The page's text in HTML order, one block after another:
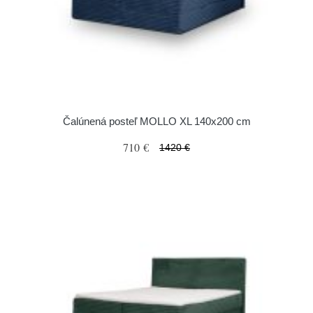
Čalúnená posteľ MOLLO XL 140x200 cm
710 € 1420 €